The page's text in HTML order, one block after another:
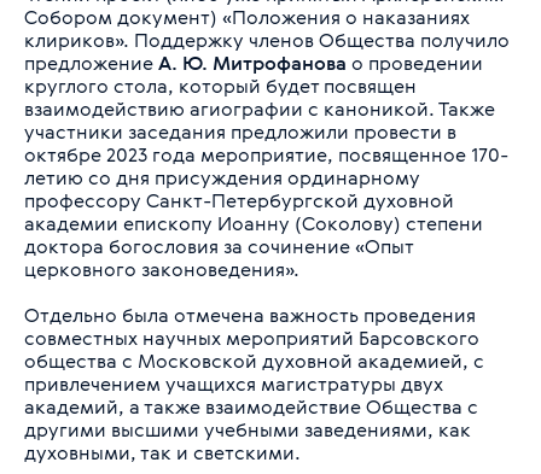
Собором документ) «Положения о наказаниях
клириков». Поддержку членов Общества получило
предложениеА. Ю. Митрофанова о проведении
круглого стола, который будет посвящен
взаимодействию агиографии с каноникой. Также
участники заседания предложили провести в
октябре 2023 года мероприятие, посвященное 170-
летию со дня присуждения ординарному
профессору Санкт-Петербургской духовной
академии епископу Иоанну (Соколову) степени
доктора богословия за сочинение «Опыт
церковного законоведения».
Отдельно была отмечена важность проведения
совместных научных мероприятий Барсовского
общества с Московской духовной академией, с
привлечением учащихся магистратуры двух
академий, а также взаимодействие Общества с
другими высшими учебными заведениями, как
духовными, так и светскими.